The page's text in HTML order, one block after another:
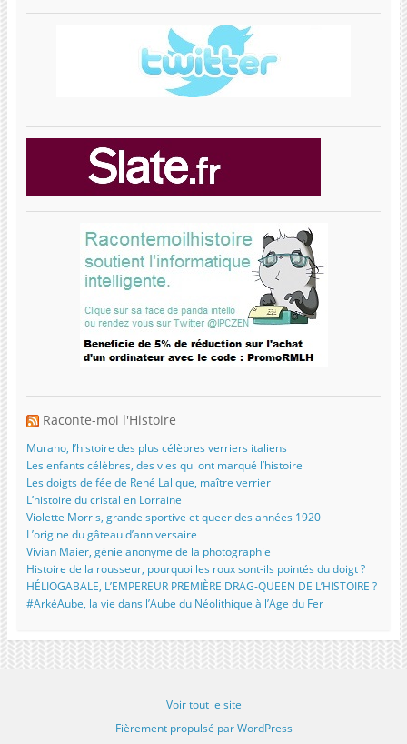
Raconte-moi l'Histoire
Murano, l’histoire des plus célèbres verriers italiens
Les enfants célèbres, des vies qui ont marqué l’histoire
Les doigts de fée de René Lalique, maître verrier
L’histoire du cristal en Lorraine
Violette Morris, grande sportive et queer des années 1920
L’origine du gâteau d’anniversaire
Vivian Maier, génie anonyme de la photographie
Histoire de la rousseur, pourquoi les roux sont-ils pointés du doigt ?
HÉLIOGABALE, L’EMPEREUR PREMIÈRE DRAG-QUEEN DE L’HISTOIRE ?
#ArkéAube, la vie dans l’Aube du Néolithique à l’Age du Fer
Voir tout le site
Fièrement propulsé par WordPress